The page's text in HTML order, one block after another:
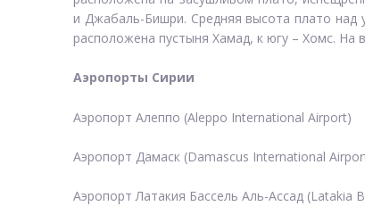
и Джабаль-Бишри. Средняя высота плато над
расположена пустыня Хамад, к югу – Хомс. На
Аэропорты Сирии
Аэропорт Алеппо (Aleppo International Airport)
Аэропорт Дамаск (Damascus International
Аэропорт Латакия Бассель Аль-Ассад (Latakia